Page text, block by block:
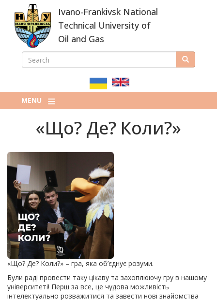
main
content
Ivano-Frankivsk National
Technical University of
Oil and Gas
ПОШУКОВА
SEARCH Search
MENU
«Що? Де? Коли?»
«Що? Де? Коли?» – гра, яка об’єднує розуми.
Були раді провести таку цікаву та захоплюючу гру в нашому
університеті! Перш за все, це чудова можливість
інтелектуально розважитися та завести нові знайомства